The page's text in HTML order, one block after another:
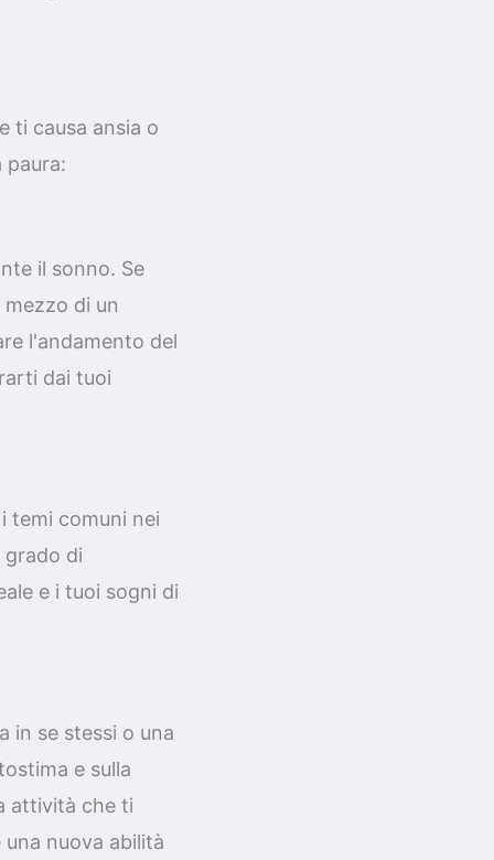
ti causa ansia o
il sonno. Se
di un
l'andamento del
dai tuoi
temi comuni nei
di
e i tuoi sogni di
in se stessi o una
e sulla
attività che ti
nuova abilità